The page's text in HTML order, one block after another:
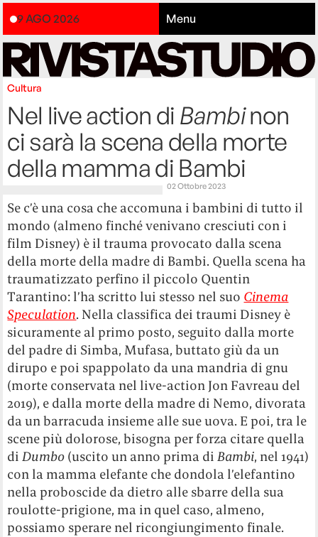
9 AGO 2026 Menu
Cultura
Nel live action di Bambinon
ci sarà la scena della morte
della mamma di Bambi
02 Ottobre 2023
Se c’è una cosa che accomuna i bambini di tutto il
mondo (almeno finché venivano cresciuti con i
film Disney) è il trauma provocato dalla scena
della morte della madre di Bambi. Quella scena ha
traumatizzato perfino il piccolo Quentin
Tarantino: l’ha scritto lui stesso nel suo Cinema
Speculation. Nella classifica dei traumi Disney è
sicuramente al primo posto, seguito dalla morte
del padre di Simba, Mufasa, buttato giù da un
dirupo e poi spappolato da una mandria di gnu
(morte conservata nel live-action Jon Favreau del
2019), e dalla morte della madre di Nemo, divorata
da un barracuda insieme alle sue uova. E poi, tra le
scene più dolorose, bisogna per forza citare quella
diDumbo (uscito un anno prima diBambi, nel 1941)
con la mamma elefante che dondola l’elefantino
nella proboscide da dietro alle sbarre della sua
roulotte-prigione, ma in quel caso, almeno,
possiamo sperare nel ricongiungimento finale.